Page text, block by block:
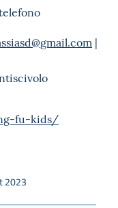
|
fu-kids/
2023